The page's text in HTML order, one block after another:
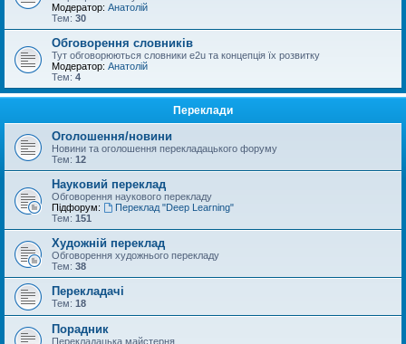
Модератор: Анатолій
Тем: 30
Обговорення словників
Тут обговорюються словники e2u та концепція їх розвитку
Модератор: Анатолій
Тем: 4
Переклади
Оголошення/новини
Новини та оголошення перекладацького форуму
Тем: 12
Науковий переклад
Обговорення наукового перекладу
Підфорум:
Переклад "Deep Learning"
Тем: 151
Художній переклад
Обговорення художнього перекладу
Тем: 38
Перекладачі
Тем: 18
Порадник
Перекладацька майстерня